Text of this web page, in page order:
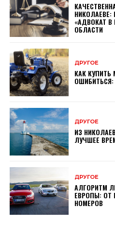
«АДВОКАТ В
ОБЛАСТИ
ДРУГОЕ
КАК КУПИТЬ
ДРУГОЕ
ИЗ
ЛУЧШЕЕ
ДРУГОЕ
АЛГОРИТМ
ЕВРОПЫ: ОТ
НОМЕРОВ